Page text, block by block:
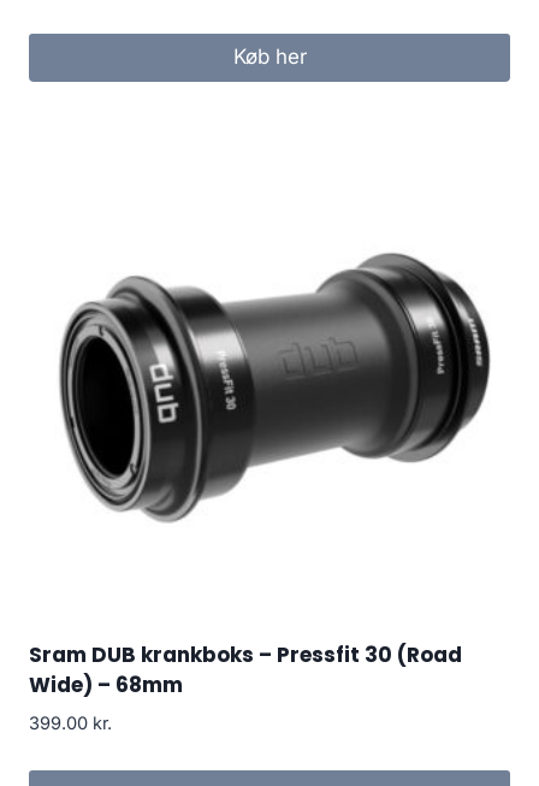
Køb her
Sram DUB krankboks – Pressfit 30 (Road
Wide) – 68mm
399.00 kr.